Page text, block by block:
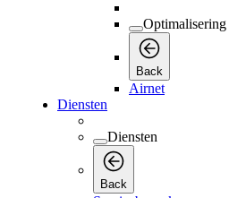
Optimalisering
Back
Airnet
Diensten
Diensten
Back